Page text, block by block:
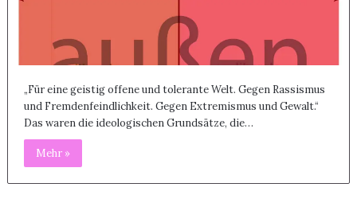
„Für eine geistig offene und tolerante Welt. Gegen Rassismus
und Fremdenfeindlichkeit. Gegen Extremismus und Gewalt.“
Das waren die ideologischen Grundsätze, die…
Mehr »